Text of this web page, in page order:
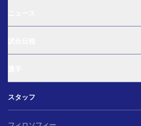
ガールズU-15
和歌山U-15
U-18
和歌山U-15
スタッフ